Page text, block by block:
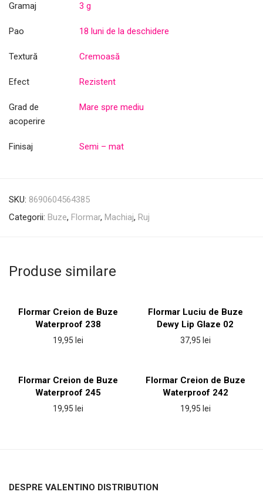
Gramaj 3 g
Pao 18 luni de la deschidere
Textură Cremoasă
Efect Rezistent
Grad de
acoperire
Mare spre mediu
Finisaj Semi – mat
SKU: 8690604564385
Categorii: Buze, Flormar, Machiaj, Ruj
Produse similare
Flormar Creion de Buze
Waterproof 238
19,95 lei
Flormar Luciu de Buze
Dewy Lip Glaze 02
37,95 lei
Flormar Creion de Buze
Waterproof 245
19,95 lei
Flormar Creion de Buze
Waterproof 242
19,95 lei
DESPRE VALENTINO DISTRIBUTION